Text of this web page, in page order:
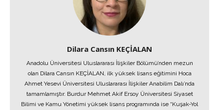
Dilara Cansın KEÇİALAN
Anadolu Üniversitesi Uluslararası İlişkiler Bölümü’nden mezun
olan Dilara Cansın KEÇİALAN, ilk yüksek lisans eğitimini Hoca
Ahmet Yesevi Üniversitesi Uluslararası İlişkiler Anabilim Dalı’nda
tamamlamıştır. Burdur Mehmet Akif Ersoy Üniversitesi Siyaset
Bilimi ve Kamu Yönetimi yüksek lisans programında ise “Kuşak-Yol